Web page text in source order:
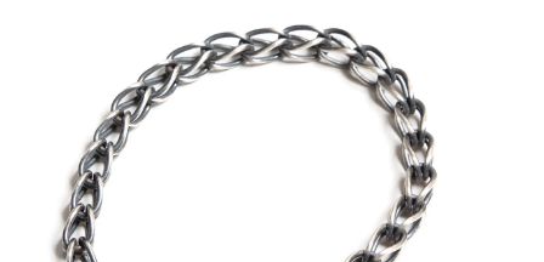
Headwear(キャップ,ハット等)
Footwear(シューズ,ブーツ,サンダル等)